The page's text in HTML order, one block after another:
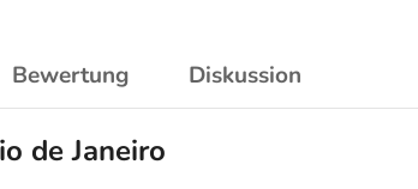
Bewertung Diskussion
de Janeiro